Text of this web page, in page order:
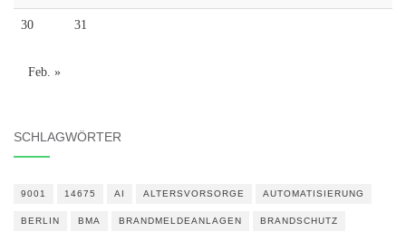
30 31
Feb. »
SCHLAGWÖRTER
9001 14675 AI ALTERSVORSORGE AUTOMATISIERUNG
BERLIN BMA BRANDMELDEANLAGEN BRANDSCHUTZ